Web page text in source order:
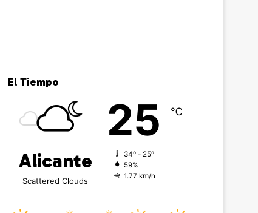
El Tiempo
Alicante
Scattered Clouds
25 ℃
34º - 25º
59%
1.77 km/h